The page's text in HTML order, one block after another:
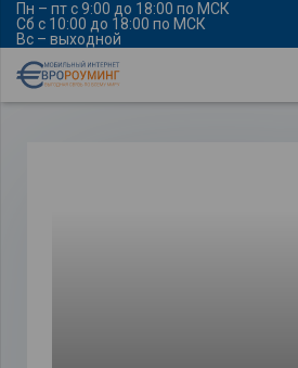
Пн – пт с 9:00 до 18:00 по МСК
Сб с 10:00 до 18:00 по МСК
Вс – выходной